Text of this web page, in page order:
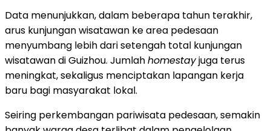
Data menunjukkan, dalam beberapa tahun terakhir,
arus kunjungan wisatawan ke area pedesaan
menyumbang lebih dari setengah total kunjungan
wisatawan di Guizhou. Jumlahhomestayjuga terus
meningkat, sekaligus menciptakan lapangan kerja
baru bagi masyarakat lokal.
Seiring perkembangan pariwisata pedesaan, semakin